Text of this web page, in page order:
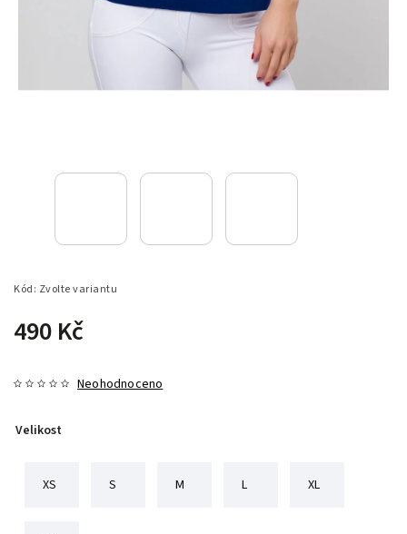
Kód: Zvolte variantu
490 Kč
Neohodnoceno
Velikost
XS S M L XL